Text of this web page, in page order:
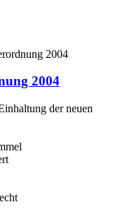
2004
der neuen